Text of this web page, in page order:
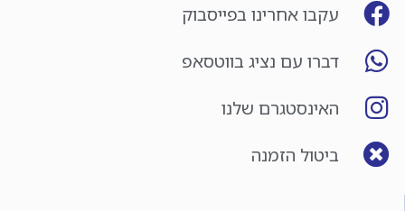
עקבו אחרינו בפייסבוק
דברו עם נציג בווטסאפ
האינסטגרם שלנו
ביטול הזמנה